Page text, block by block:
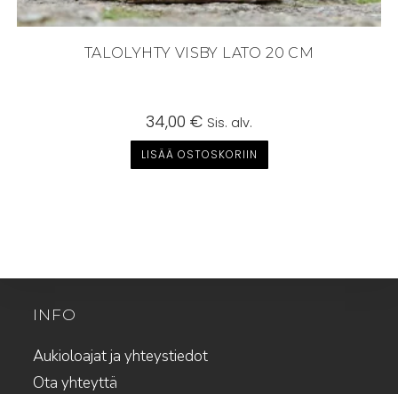
TALOLYHTY VISBY LATO 20 CM
34,00 € Sis. alv.
LISÄÄ OSTOSKORIIN
INFO
Aukioloajat ja yhteystiedot
Ota yhteyttä